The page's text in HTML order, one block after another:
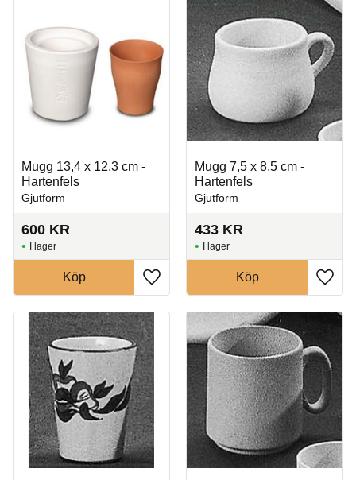
Mugg 13,4 x 12,3 cm -
Hartenfels
Gjutform
600 KR
Lägg till i favoriter
I lager
Köp
Mugg 7,5 x 8,5 cm -
Hartenfels
Gjutform
433 KR
Lägg
I lager
Köp